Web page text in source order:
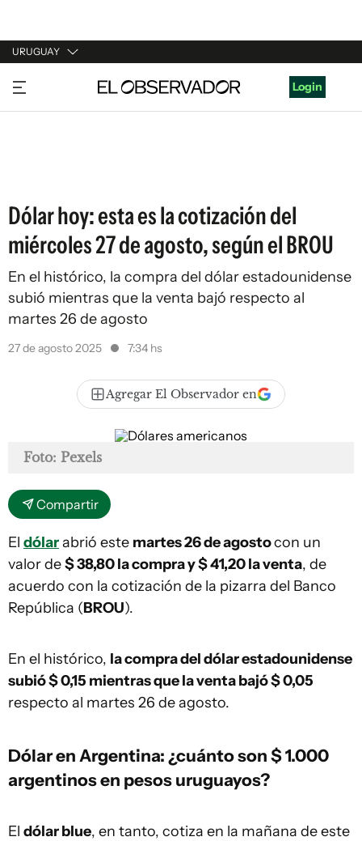
URUGUAY
URUGUAY
ARGENTINA
Login
Dólar hoy: esta es la cotización del
miércoles 27 de agosto, según el BROU
En el histórico, la compra del dólar estadounidense
subió mientras que la venta bajó respecto al
martes 26 de agosto
27 de agosto 2025 7:34 hs
Agregar El Observador en
Foto: Pexels
Compartir
El dólarabrió este martes 26 de agostocon un
valor de$ 38,80 la compra y $ 41,20la venta, de
acuerdo con la cotización de la pizarra del Banco
República (BROU).
En el histórico, la compra del dólar estadounidense
subió $ 0,15 mientras que la venta bajó $ 0,05
respecto al martes 26 de agosto.
Dólar en Argentina: ¿cuánto son $ 1.000
argentinos en pesos uruguayos?
El dólar blue, en tanto, cotiza en la mañana de este